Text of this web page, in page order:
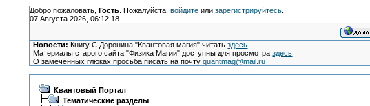
Добро пожаловать, Гость. Пожалуйста, войдитеили зарегистрируйтесь.
07 Августа 2026, 06:12:18
Новости: Книгу С.Доронина "Квантовая магия" читатьздесь
Материалы старого сайта "Физика Магии" доступны для просмотраздесь
О замеченных глюках просьба писать на почтуquantmag@mail.ru
Квантовый Портал
Тематические разделы